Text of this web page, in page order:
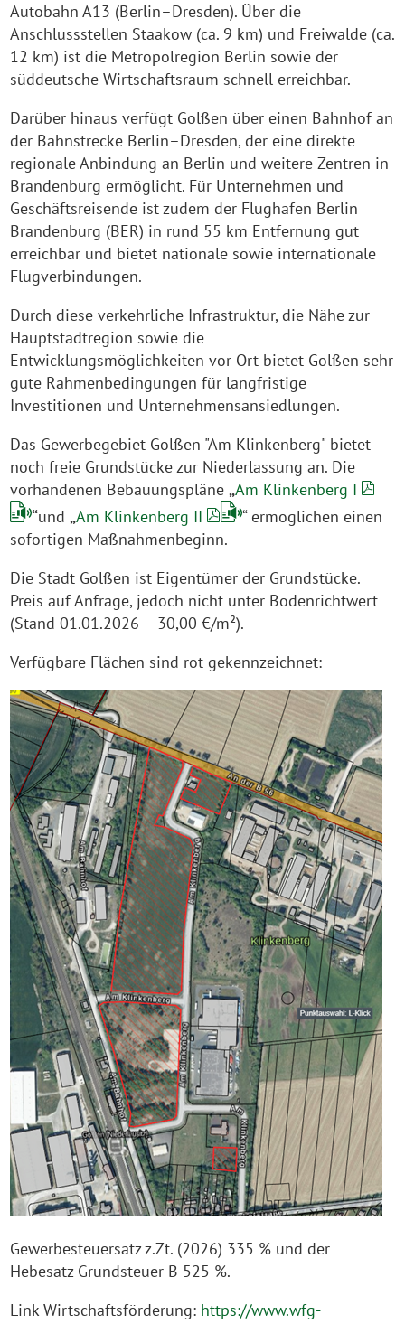
Autobahn A13 (Berlin–Dresden). Über die
Anschlussstellen Staakow (ca. 9 km) und Freiwalde (ca.
12 km) ist die Metropolregion Berlin sowie der
süddeutsche Wirtschaftsraum schnell erreichbar.
Darüber hinaus verfügt Golßen über einen Bahnhof an
der Bahnstrecke Berlin–Dresden, der eine direkte
regionale Anbindung an Berlin und weitere Zentren in
Brandenburg ermöglicht. Für Unternehmen und
Geschäftsreisende ist zudem der Flughafen Berlin
Brandenburg (BER) in rund 55 km Entfernung gut
erreichbar und bietet nationale sowie internationale
Flugverbindungen.
Durch diese verkehrliche Infrastruktur, die Nähe zur
Hauptstadtregion sowie die
Entwicklungsmöglichkeiten vor Ort bietet Golßen sehr
gute Rahmenbedingungen für langfristige
Investitionen und Unternehmensansiedlungen.
Das Gewerbegebiet Golßen "Am Klinkenberg" bietet
noch freie Grundstücke zur Niederlassung an. Die
vorhandenen Bebauungspläne„Am Klinkenberg I
“und„Am Klinkenberg II
“ ermöglichen einen
sofortigen Maßnahmenbeginn.
Die Stadt Golßen ist Eigentümer der Grundstücke.
Preis auf Anfrage, jedoch nicht unter Bodenrichtwert
(Stand 01.01.2026 – 30,00 €/m²).
Verfügbare Flächen sind rot gekennzeichnet:
Gewerbesteuersatz z.Zt. (2026) 335 % und der
Hebesatz Grundsteuer B 525 %.
Link Wirtschaftsförderung: https://www.wfg-